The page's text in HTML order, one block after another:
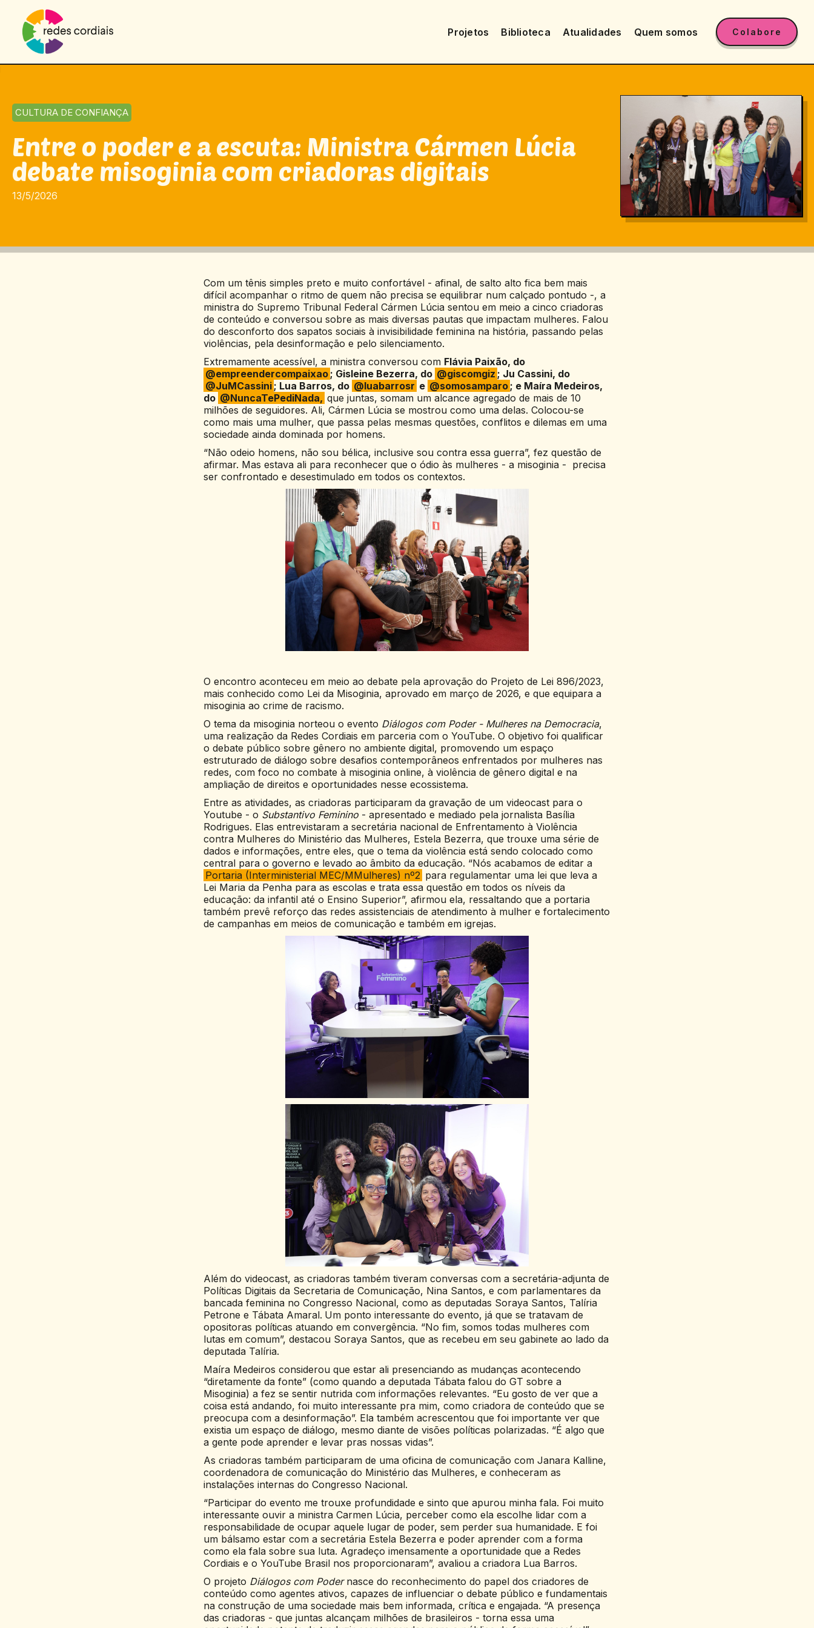
Projetos Biblioteca Atualidades Quem somos Colabore
CULTURA DE CONFIANÇA
Entre o poder e a escuta: Ministra Cármen Lúcia
debate misoginia com criadoras digitais
13/5/2026
Com um tênis simples preto e muito confortável - afinal, de salto alto fica bem mais
difícil acompanhar o ritmo de quem não precisa se equilibrar num calçado pontudo -, a
ministra do Supremo Tribunal Federal Cármen Lúcia sentou em meio a cinco criadoras
de conteúdo e conversou sobre as mais diversas pautas que impactam mulheres. Falou
do desconforto dos sapatos sociais à invisibilidade feminina na história, passando pelas
violências, pela desinformação e pelo silenciamento.
Extremamente acessível, a ministra conversou com Flávia Paixão, do
@empreendercompaixao ; Gisleine Bezerra, do @giscomgiz ; Ju Cassini, do
@JuMCassini ; Lua Barros, do @luabarrosr e @somosamparo ; e Maíra Medeiros,
do @NuncaTePediNada, que juntas, somam um alcance agregado de mais de 10
milhões de seguidores. Ali, Cármen Lúcia se mostrou como uma delas. Colocou-se
como mais uma mulher, que passa pelas mesmas questões, conflitos e dilemas em uma
sociedade ainda dominada por homens.
“Não odeio homens, não sou bélica, inclusive sou contra essa guerra”, fez questão de
afirmar. Mas estava ali para reconhecer que o ódio às mulheres - a misoginia - precisa
ser confrontado e desestimulado em todos os contextos.
O encontro aconteceu em meio ao debate pela aprovação do Projeto de Lei 896/2023,
mais conhecido como Lei da Misoginia, aprovado em março de 2026, e que equipara a
misoginia ao crime de racismo.
O tema da misoginia norteou o evento Diálogos com Poder - Mulheres na Democracia,
uma realização da Redes Cordiais em parceria com o YouTube. O objetivo foi qualificar
o debate público sobre gênero no ambiente digital, promovendo um espaço
estruturado de diálogo sobre desafios contemporâneos enfrentados por mulheres nas
redes, com foco no combate à misoginia online, à violência de gênero digital e na
ampliação de direitos e oportunidades nesse ecossistema.
Entre as atividades, as criadoras participaram da gravação de um videocast para o
Youtube - o Substantivo Feminino - apresentado e mediado pela jornalista Basília
Rodrigues. Elas entrevistaram a secretária nacional de Enfrentamento à Violência
contra Mulheres do Ministério das Mulheres, Estela Bezerra, que trouxe uma série de
dados e informações, entre eles, que o tema da violência está sendo colocado como
central para o governo e levado ao âmbito da educação. “Nós acabamos de editar a
Portaria (Interministerial MEC/MMulheres) nº2 para regulamentar uma lei que leva a
Lei Maria da Penha para as escolas e trata essa questão em todos os níveis da
educação: da infantil até o Ensino Superior”, afirmou ela, ressaltando que a portaria
também prevê reforço das redes assistenciais de atendimento à mulher e fortalecimento
de campanhas em meios de comunicação e também em igrejas.
Além do videocast, as criadoras também tiveram conversas com a secretária-adjunta de
Políticas Digitais da Secretaria de Comunicação, Nina Santos, e com parlamentares da
bancada feminina no Congresso Nacional, como as deputadas Soraya Santos, Talíria
Petrone e Tábata Amaral. Um ponto interessante do evento, já que se tratavam de
opositoras políticas atuando em convergência. “No fim, somos todas mulheres com
lutas em comum”, destacou Soraya Santos, que as recebeu em seu gabinete ao lado da
deputada Talíria.
Maíra Medeiros considerou que estar ali presenciando as mudanças acontecendo
“diretamente da fonte” (como quando a deputada Tábata falou do GT sobre a
Misoginia) a fez se sentir nutrida com informações relevantes. “Eu gosto de ver que a
coisa está andando, foi muito interessante pra mim, como criadora de conteúdo que se
preocupa com a desinformação”. Ela também acrescentou que foi importante ver que
existia um espaço de diálogo, mesmo diante de visões políticas polarizadas. “É algo que
a gente pode aprender e levar pras nossas vidas”.
As criadoras também participaram de uma oficina de comunicação com Janara Kalline,
coordenadora de comunicação do Ministério das Mulheres, e conheceram as
instalações internas do Congresso Nacional.
“Participar do evento me trouxe profundidade e sinto que apurou minha fala. Foi muito
interessante ouvir a ministra Carmen Lúcia, perceber como ela escolhe lidar com a
responsabilidade de ocupar aquele lugar de poder, sem perder sua humanidade. E foi
um bálsamo estar com a secretária Estela Bezerra e poder aprender com a forma
como ela fala sobre sua luta. Agradeço imensamente a oportunidade que a Redes
Cordiais e o YouTube Brasil nos proporcionaram”, avaliou a criadora Lua Barros.
O projeto Diálogos com Podernasce do reconhecimento do papel dos criadores de
conteúdo como agentes ativos, capazes de influenciar o debate público e fundamentais
na construção de uma sociedade mais bem informada, crítica e engajada. “A presença
das criadoras - que juntas alcançam milhões de brasileiros - torna essa uma